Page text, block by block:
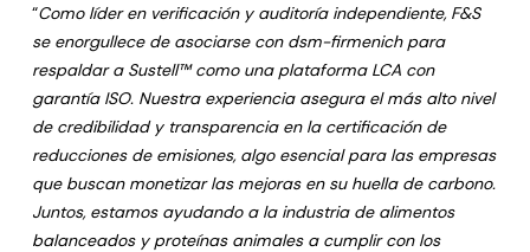
“Como líder en verificación y auditoría independiente, F&S
se enorgullece de asociarse con dsm-firmenich para
respaldar a Sustell™ como una plataforma LCA con
garantía ISO. Nuestra experiencia asegura el más alto nivel
de credibilidad y transparencia en la certificación de
reducciones de emisiones, algo esencial para las empresas
que buscan monetizar las mejoras en su huella de carbono.
Juntos, estamos ayudando a la industria de alimentos
balanceados y proteínas animales a cumplir con los